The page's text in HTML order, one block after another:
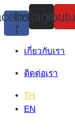
Skip
to
content
f
Instagram
เกี่ยวกับเรา
ติดต่อเรา
TH
EN